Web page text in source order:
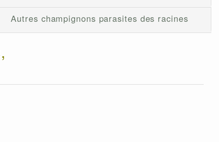
Autres champignons parasites des racines